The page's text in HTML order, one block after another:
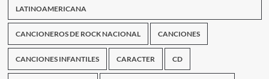
LATINOAMERICANA
CANCIONEROS DE ROCK NACIONAL CANCIONES
CANCIONES INFANTILES CARACTER CD